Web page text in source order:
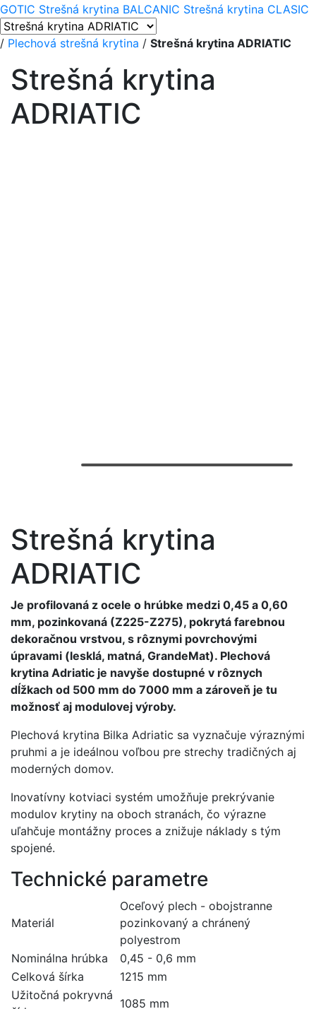
GOTIC Strešná krytina BALCANIC Strešná krytina CLASIC
/ Plechová strešná krytina / Strešná krytina ADRIATIC
Strešná krytina
ADRIATIC
Strešná krytina
ADRIATIC
Je profilovaná z ocele o hrúbke medzi 0,45 a 0,60
mm, pozinkovaná (Z225-Z275), pokrytá farebnou
dekoračnou vrstvou, s rôznymi povrchovými
úpravami (lesklá, matná, GrandeMat). Plechová
krytina Adriatic je navyše dostupné v rôznych
dĺžkach od 500 mm do 7000 mm a zároveň je tu
možnosť aj modulovej výroby.
Plechová krytina Bilka Adriatic sa vyznačuje výraznými
pruhmi a je ideálnou voľbou pre strechy tradičných aj
moderných domov.
Inovatívny kotviaci systém umožňuje prekrývanie
modulov krytiny na oboch stranách, čo výrazne
uľahčuje montážny proces a znižuje náklady s tým
spojené.
Technické parametre
Materiál
Oceľový plech - obojstranne
pozinkovaný a chránený
polyestrom
Nominálna hrúbka
0,45 - 0,6 mm
Celková šírka
1215 mm
Užitočná pokryvná
1085 mm